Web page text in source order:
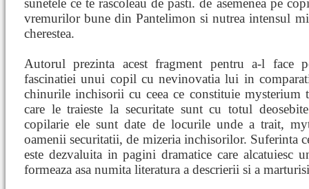
sunetele ce te rascoleau de pasti. de asemenea pe
vremurilor bune din Pantelimon si nutrea intensul
cherestea.
Autorul prezinta acest fragment pentru a-l face
fascinatiei unui copil cu nevinovatia lui in
chinurile inchisorii cu ceea ce constituie mysterium
care le traieste la securitate sunt cu totul
copilarie ele sunt date de locurile unde a trait,
oamenii securitatii, de mizeria inchisorilor. Suferinta
este dezvaluita in pagini dramatice care alcatuiesc
formeaza asa numita literatura a descrierii si a